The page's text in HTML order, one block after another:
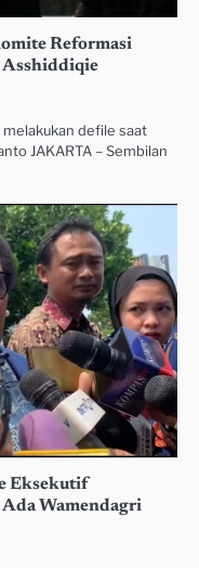
Reformasi
defile saat
JAKARTA – Sembilan
Eksekutif
Ada Wamendagri